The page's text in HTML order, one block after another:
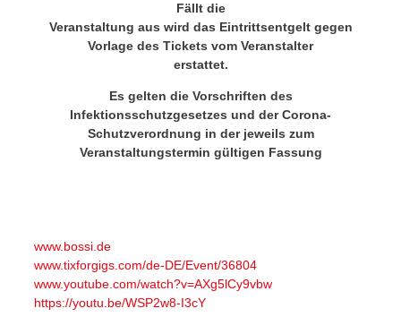
Fällt die
Veranstaltung aus wird das Eintrittsentgelt gegen
Vorlage des Tickets vom Veranstalter
erstattet.
Es gelten die Vorschriften des
Infektionsschutzgesetzes und der Corona-
Schutzverordnung in der jeweils zum
Veranstaltungstermin gültigen Fassung
www.bossi.de
www.tixforgigs.com/de-DE/Event/36804
www.youtube.com/watch?v=AXg5lCy9vbw
https://youtu.be/WSP2w8-I3cY